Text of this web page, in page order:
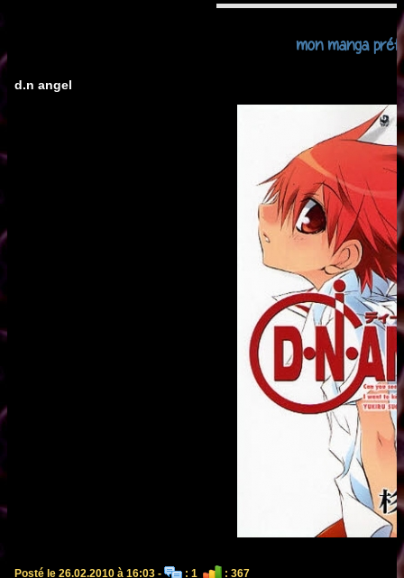
mon manga
d.n angel
Posté le 26.02.2010 à 16:03 - : 1 : 367